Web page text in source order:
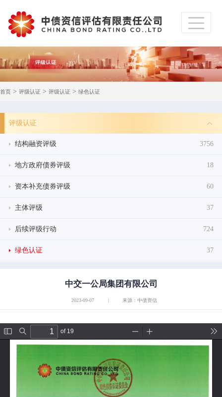
首页 > 评级认证 > 评级认证 > 绿色认证
评级认证
结构融资评级 3756
地方政府债券评级 18
资本补充债券评级 60
主体评级 37
后续评级行动 724
绿色认证 37
中交一公局集团有限公司
2023-09-07 | 来源：中债资信